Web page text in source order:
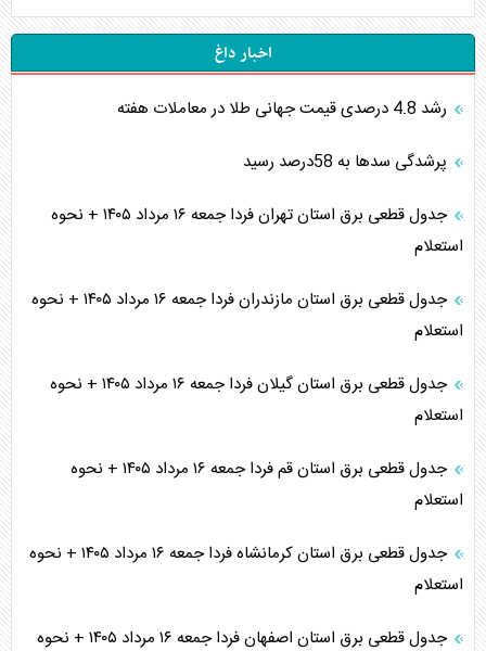
اخبار داغ
رشد 4.8 درصدی قیمت جهانی طلا در معاملات هفته
پرشدگی سدها به 58درصد رسید
جدول قطعی برق استان تهران فردا جمعه ۱۶ مرداد ۱۴۰۵ + نحوه
استعلام
جدول قطعی برق استان مازندران فردا جمعه ۱۶ مرداد ۱۴۰۵ + نحوه
استعلام
جدول قطعی برق استان گیلان فردا جمعه ۱۶ مرداد ۱۴۰۵ + نحوه
استعلام
جدول قطعی برق استان قم فردا جمعه ۱۶ مرداد ۱۴۰۵ + نحوه
استعلام
جدول قطعی برق استان کرمانشاه فردا جمعه ۱۶ مرداد ۱۴۰۵ + نحوه
استعلام
جدول قطعی برق استان اصفهان فردا جمعه ۱۶ مرداد ۱۴۰۵ + نحوه